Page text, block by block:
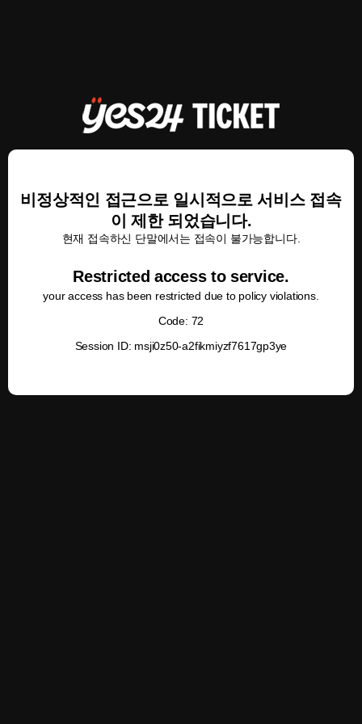
비정상적인 접근으로 일시적으로 서비스 접속
이 제한 되었습니다.
현재 접속하신 단말에서는 접속이 불가능합니다.
Restricted access to service.
your access has been restricted due to policy violations.
Code: 72
Session ID: msji0z50-a2fikmiyzf7617gp3ye